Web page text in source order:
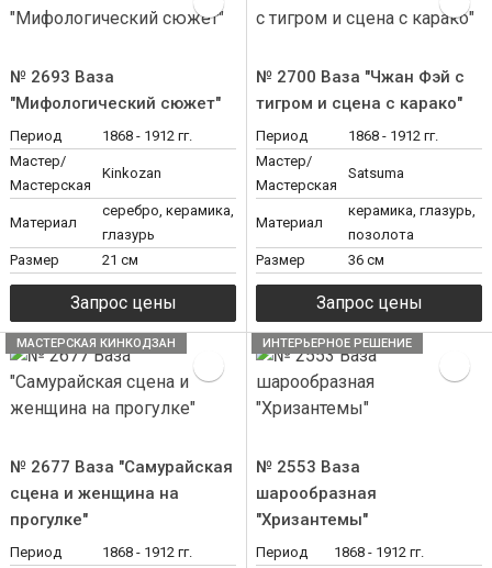
№ 2693 Ваза
"Мифологический сюжет"
Период
1868 - 1912 гг.
Мастер/
Мастерская
Kinkozan
Материал
серебро, керамика,
глазурь
Размер
21 см
№ 2700 Ваза "Чжан Фэй с
тигром и сцена с карако"
Период
1868 - 1912 гг.
Мастер/
Мастерская
Satsuma
Материал
керамика, глазурь,
позолота
Размер
36 см
№ 2677 Ваза "Самурайская
сцена и женщина на
прогулке"
Период
1868 - 1912 гг.
МАСТЕРСКАЯ КИНКОДЗАН
№ 2553 Ваза
шарообразная
"Хризантемы"
Период
1868 - 1912 гг.
ИНТЕРЬЕРНОЕ РЕШЕНИЕ